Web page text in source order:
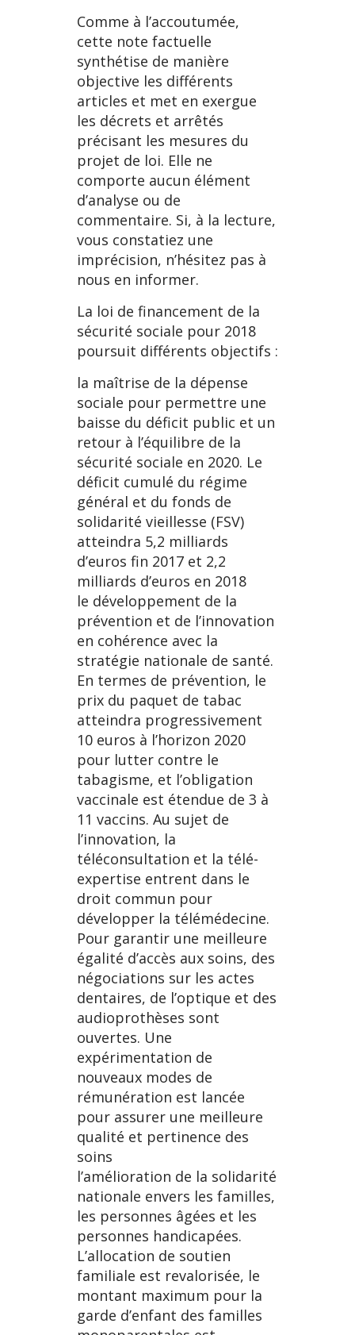
Comme à l’accoutumée,
cette note factuelle
synthétise de manière
objective les différents
articles et met en exergue
les décrets et arrêtés
précisant les mesures du
projet de loi. Elle ne
comporte aucun élément
d’analyse ou de
commentaire. Si, à la lecture,
vous constatiez une
imprécision, n’hésitez pas à
nous en informer.
La loi de financement de la
sécurité sociale pour 2018
poursuit différents objectifs :
la maîtrise de la dépense
sociale pour permettre une
baisse du déficit public et un
retour à l’équilibre de la
sécurité sociale en 2020. Le
déficit cumulé du régime
général et du fonds de
solidarité vieillesse (FSV)
atteindra 5,2 milliards
d’euros fin 2017 et 2,2
milliards d’euros en 2018
le développement de la
prévention et de l’innovation
en cohérence avec la
stratégie nationale de santé.
En termes de prévention, le
prix du paquet de tabac
atteindra progressivement
10 euros à l’horizon 2020
pour lutter contre le
tabagisme, et l’obligation
vaccinale est étendue de 3 à
11 vaccins. Au sujet de
l’innovation, la
téléconsultation et la télé-
expertise entrent dans le
droit commun pour
développer la télémédecine.
Pour garantir une meilleure
égalité d’accès aux soins, des
négociations sur les actes
dentaires, de l’optique et des
audioprothèses sont
ouvertes. Une
expérimentation de
nouveaux modes de
rémunération est lancée
pour assurer une meilleure
qualité et pertinence des
soins
l’amélioration de la solidarité
nationale envers les familles,
les personnes âgées et les
personnes handicapées.
L’allocation de soutien
familiale est revalorisée, le
montant maximum pour la
garde d’enfant des familles